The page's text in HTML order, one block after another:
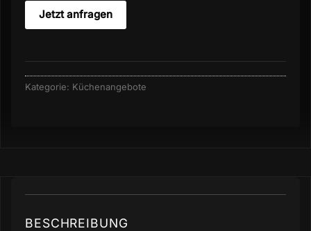
Jetzt anfragen
Kategorie: Küchenangebote
BESCHREIBUNG